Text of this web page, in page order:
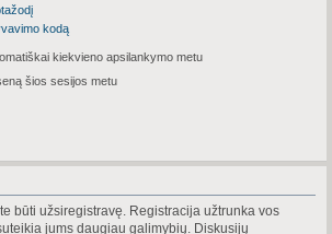
kodą
kiekvieno apsilankymo metu
šios sesijos metu
būti užsiregistravę. Registracija užtrunka vos
jums daugiau galimybių. Diskusijų